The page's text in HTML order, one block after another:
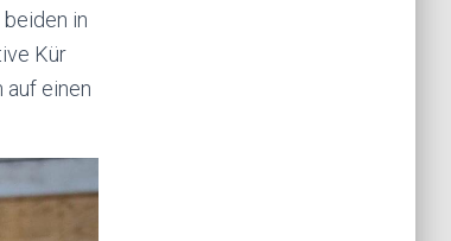
in
Kür
auf einen